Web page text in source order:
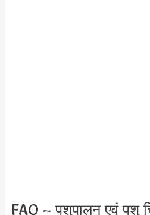
FAQ – पशुपालन एवं पशु